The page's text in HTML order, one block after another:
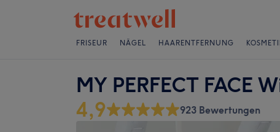
FRISEUR NÄGEL HAARENTFERNUNG
MY PERFECT FACE
4,9 923 Bewertungen